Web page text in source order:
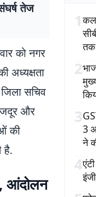
तेज
को नगर
अध्यक्षता
सचिव
और
की
है.
आंदोलन
1
तक
2
3
3
ने
4